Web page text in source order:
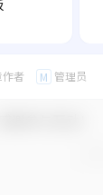
作者 M 管理员